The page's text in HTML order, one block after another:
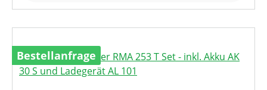
Bestellanfrage